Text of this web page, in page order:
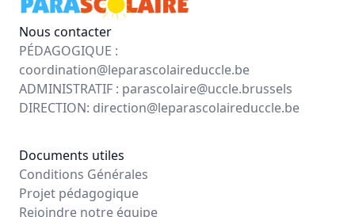
Nous contacter
PÉDAGOGIQUE :
coordination@leparascolaireduccle.be
ADMINISTRATIF : parascolaire@uccle.brussels
DIRECTION: direction@leparascolaireduccle.be
Documents utiles
Conditions Générales
Projet pédagogique
Rejoindre notre équipe